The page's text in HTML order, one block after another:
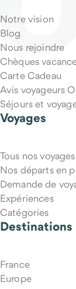
Notre vision
Blog
Nous rejoindre
Chèques
Carte Cadeau
Avis voyageurs
Séjours et
Voyages
Tous nos voyages
Nos départs en
Demande de
Expériences
Catégories
Destinations
France
Europe